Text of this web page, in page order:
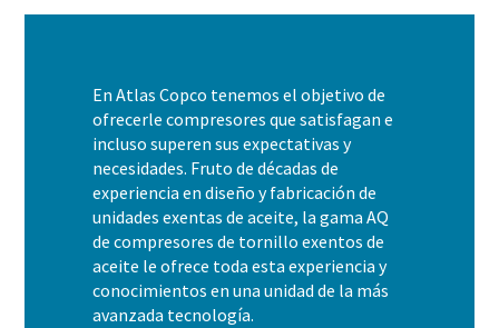
En Atlas Copco tenemos el objetivo de
ofrecerle compresores que satisfagan e
incluso superen sus expectativas y
necesidades. Fruto de décadas de
experiencia en diseño y fabricación de
unidades exentas de aceite, la gama AQ
de compresores de tornillo exentos de
aceite le ofrece toda esta experiencia y
conocimientos en una unidad de la más
avanzada tecnología.